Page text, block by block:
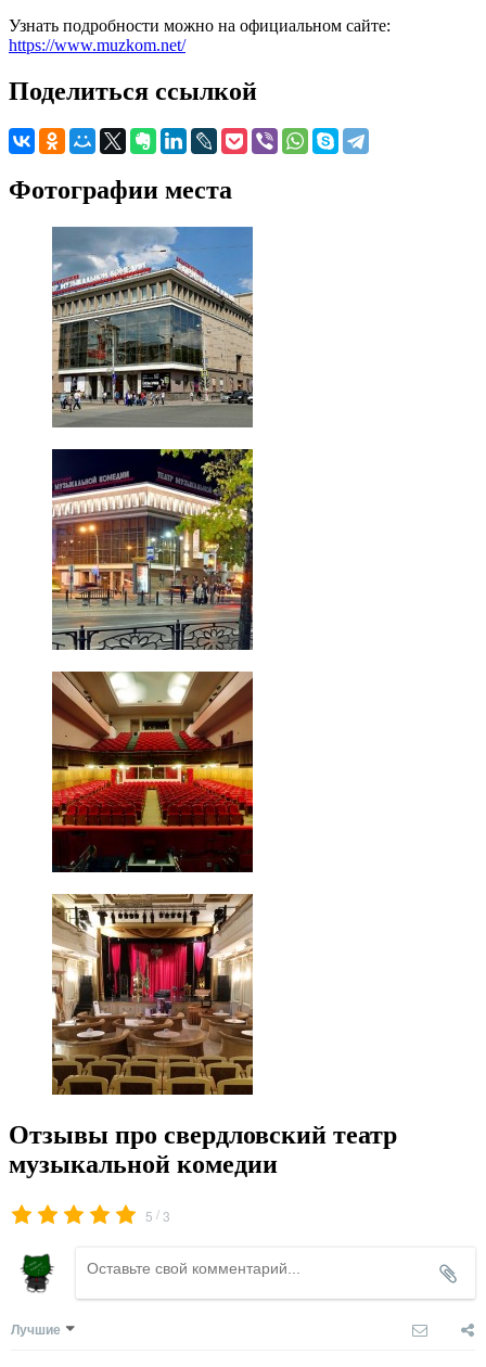
Узнать подробности можно на официальном сайте:
https://www.muzkom.net/
Поделиться ссылкой
Фотографии места
Отзывы про свердловский театр
музыкальной комедии
5 /3
Лучшие